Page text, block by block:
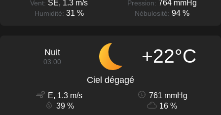
Vent: SE, 1.3 m/s Pression: 764 mmHg
Humidité: 31 % Nébulosité: 94 %
Nuit
03:00 +22°C
Ciel dégagé
E, 1.3 m/s
761 mmHg
39 %
16 %